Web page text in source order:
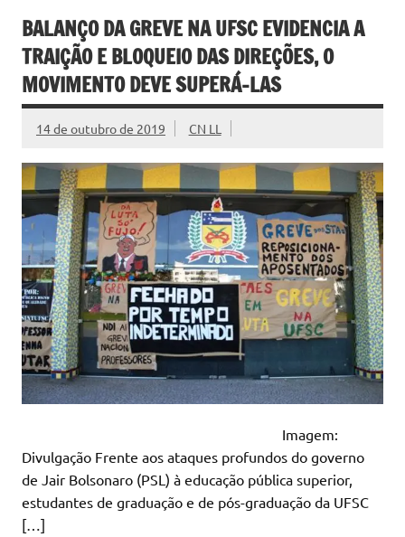
BALANÇO DA GREVE NA UFSC EVIDENCIA A
TRAIÇÃO E BLOQUEIO DAS DIREÇÕES, O
MOVIMENTO DEVE SUPERÁ-LAS
14 de outubro de 2019 CN LL
Imagem:
Divulgação Frente aos ataques profundos do governo
de Jair Bolsonaro (PSL) à educação pública superior,
estudantes de graduação e de pós-graduação da UFSC
[…]